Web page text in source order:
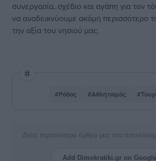
συνεργασία, σχέδιο και αγάπη για τον
να αναδεικνύουμε ακόμη περισσότερο
την αξία του νησιού μας.
#Ρόδος #Αθλητισμός
Δείτε περισσότερα άρθρα μας στα
Add Dimokratiki.gr on